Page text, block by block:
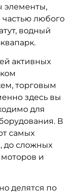
элементы,
любого
водный
активных
торговым
здесь вы
для
В
самых
до сложных
и
делятся по